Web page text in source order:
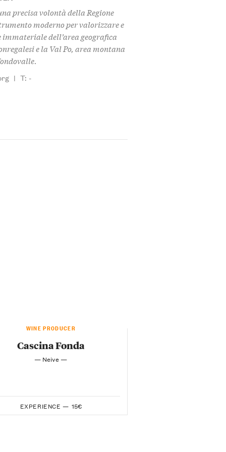
precisa volontà della Regione
moderno per valorizzare e
dell’area geografica
e la Val Po, area montana
| T: -
WINE PRODUCER
Cascina Fonda
— Neive —
EXPERIENCE — 15€